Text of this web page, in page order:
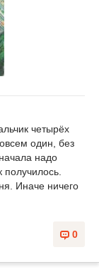
четырёх
один, без
надо
получилось.
Иначе ничего
0